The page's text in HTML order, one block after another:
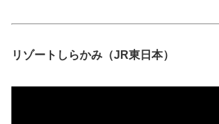
リゾートしらかみ（JR東日本）